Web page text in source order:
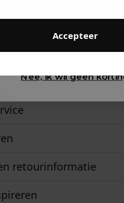
Accepteer
met
is morgen in huis!*
retourinformatie
Gewoon rondkijken
Nee, ik wil geen